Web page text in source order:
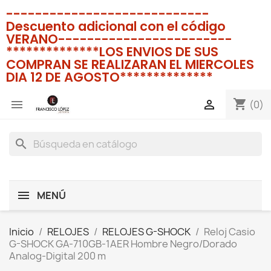
----------------------------
Descuento adicional con el código
VERANO------------------------
**************LOS ENVIOS DE SUS
COMPRAN SE REALIZARAN EL MIERCOLES
DIA 12 DE AGOSTO**************
 shopping_cart (0)

search
MENÚ
Inicio RELOJES RELOJES G-SHOCK
Reloj Casio
G-SHOCK GA-710GB-1AER Hombre Negro/Dorado
Analog-Digital 200 m